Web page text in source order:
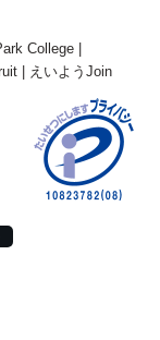
College
えいようJoin